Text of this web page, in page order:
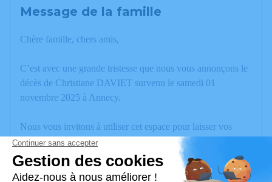
Message de la famille
Chère famille, chers amis,
C’est avec une grande tristesse que nous vous annonçons le
décès de Christiane DAVIET survenu le samedi 01
novembre 2025 à Annecy.
Nous vous invitons à utiliser cet espace pour laisser vos
condoléances, partager des photos souvenirs, une anecdote
ou exprimer vos pensées à travers des poèmes ou des textes.
Cet endroit est un lieu d'expression dédié à honorer la